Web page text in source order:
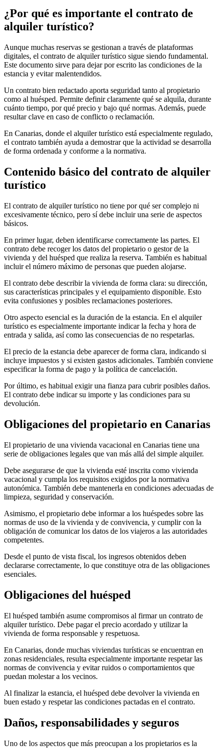
¿Por qué es importante el contrato de
alquiler turístico?
Aunque muchas reservas se gestionan a través de plataformas
digitales, el contrato de alquiler turístico sigue siendo fundamental.
Este documento sirve para dejar por escrito las condiciones de la
estancia y evitar malentendidos.
Un contrato bien redactado aporta seguridad tanto al propietario
como al huésped. Permite definir claramente qué se alquila, durante
cuánto tiempo, por qué precio y bajo qué normas. Además, puede
resultar clave en caso de conflicto o reclamación.
En Canarias, donde el alquiler turístico está especialmente regulado,
el contrato también ayuda a demostrar que la actividad se desarrolla
de forma ordenada y conforme a la normativa.
Contenido básico del contrato de alquiler
turístico
El contrato de alquiler turístico no tiene por qué ser complejo ni
excesivamente técnico, pero sí debe incluir una serie de aspectos
básicos.
En primer lugar, deben identificarse correctamente las partes. El
contrato debe recoger los datos del propietario o gestor de la
vivienda y del huésped que realiza la reserva. También es habitual
incluir el número máximo de personas que pueden alojarse.
El contrato debe describir la vivienda de forma clara: su dirección,
sus características principales y el equipamiento disponible. Esto
evita confusiones y posibles reclamaciones posteriores.
Otro aspecto esencial es la duración de la estancia. En el alquiler
turístico es especialmente importante indicar la fecha y hora de
entrada y salida, así como las consecuencias de no respetarlas.
El precio de la estancia debe aparecer de forma clara, indicando si
incluye impuestos y si existen gastos adicionales. También conviene
especificar la forma de pago y la política de cancelación.
Por último, es habitual exigir una fianza para cubrir posibles daños.
El contrato debe indicar su importe y las condiciones para su
devolución.
Obligaciones del propietario en Canarias
El propietario de una vivienda vacacional en Canarias tiene una
serie de obligaciones legales que van más allá del simple alquiler.
Debe asegurarse de que la vivienda esté inscrita como vivienda
vacacional y cumpla los requisitos exigidos por la normativa
autonómica. También debe mantenerla en condiciones adecuadas de
limpieza, seguridad y conservación.
Asimismo, el propietario debe informar a los huéspedes sobre las
normas de uso de la vivienda y de convivencia, y cumplir con la
obligación de comunicar los datos de los viajeros a las autoridades
competentes.
Desde el punto de vista fiscal, los ingresos obtenidos deben
declararse correctamente, lo que constituye otra de las obligaciones
esenciales.
Obligaciones del huésped
El huésped también asume compromisos al firmar un contrato de
alquiler turístico. Debe pagar el precio acordado y utilizar la
vivienda de forma responsable y respetuosa.
En Canarias, donde muchas viviendas turísticas se encuentran en
zonas residenciales, resulta especialmente importante respetar las
normas de convivencia y evitar ruidos o comportamientos que
puedan molestar a los vecinos.
Al finalizar la estancia, el huésped debe devolver la vivienda en
buen estado y respetar las condiciones pactadas en el contrato.
Daños, responsabilidades y seguros
Uno de los aspectos que más preocupan a los propietarios es la